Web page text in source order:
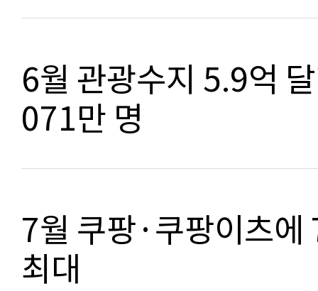
6월 관광수지 5.9억
071만 명
7월 쿠팡·쿠팡이츠
최대